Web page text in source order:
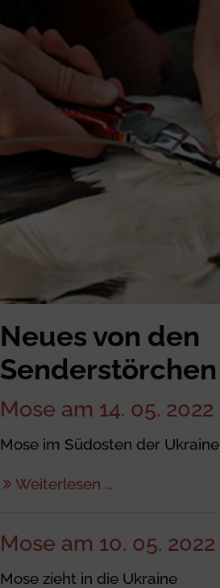
Neues von den
Senderstörchen
Mose am 14. 05. 2022
Mose im Südosten der Ukraine
Weiterlesen …
Mose am 10. 05. 2022
Mose zieht in die Ukraine